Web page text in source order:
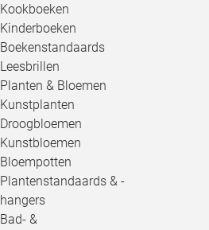
Kookboeken
Kinderboeken
Boekenstandaards
Leesbrillen
Planten & Bloemen
Kunstplanten
Droogbloemen
Kunstbloemen
Bloempotten
Plantenstandaards & -
hangers
Bad- &